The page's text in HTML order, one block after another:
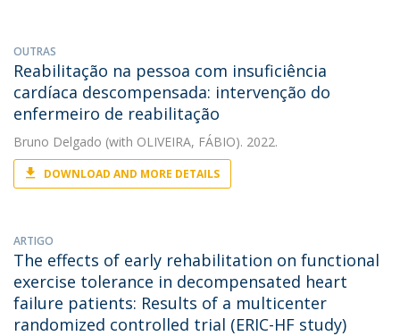
OUTRAS
Reabilitação na pessoa com insuficiência
cardíaca descompensada: intervenção do
enfermeiro de reabilitação
Bruno Delgado (with OLIVEIRA, FÁBIO). 2022.
DOWNLOAD AND MORE DETAILS
ARTIGO
The effects of early rehabilitation on functional
exercise tolerance in decompensated heart
failure patients: Results of a multicenter
randomized controlled trial (ERIC-HF study)